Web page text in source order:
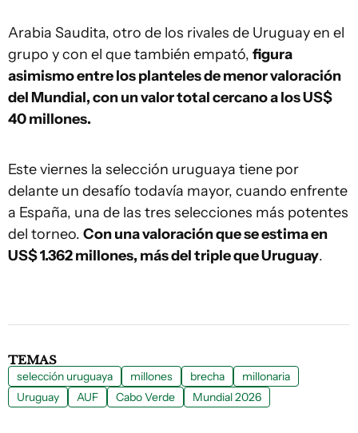
Arabia Saudita, otro de los rivales de Uruguay en el
grupo y con el que también empató, figura
asimismo entre los planteles de menor valoración
del Mundial, con un valor total cercano a los US$
40 millones.
Este viernes la selección uruguaya tiene por
delante un desafío todavía mayor, cuando enfrente
a España, una de las tres selecciones más potentes
del torneo. Con una valoración que se estima en
US$ 1.362 millones, más del triple que Uruguay.
TEMAS
selección uruguaya millones brecha
millonaria
Uruguay
AUF Cabo Verde Mundial 2026